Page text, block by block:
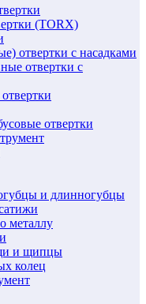
(TORX)
отвертки с насадками
отвертки с
отвертки
и длинногубцы
металлу
и щипцы
колец